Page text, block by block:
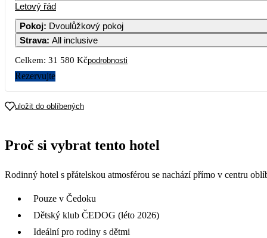
18
Letový řád
Pokoj: Dvoulůžkový pokoj
Strava: All inclusive
Celkem: 31 580 Kčpodrobnosti
Rezervujte
uložit do oblíbených
Proč si vybrat tento hotel
Rodinný hotel s přátelskou atmosférou se nachází přímo v centru
Pouze v Čedoku
Dětský klub ČEDOG (léto 2026)
Ideální pro rodiny s dětmi